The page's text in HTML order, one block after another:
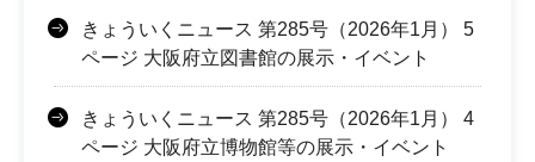
きょういくニュース 第285号（2026年1月） 5
ページ 大阪府立図書館の展示・イベント
きょういくニュース 第285号（2026年1月） 4
ページ 大阪府立博物館等の展示・イベント